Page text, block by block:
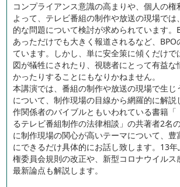
コンプライアンス意識の高まりや、個人の権
よって、テレビ番組の制作や放送の現場では
的な問題について検討が求められています。
あっただけでも大きく報道されるなど、BPO
ています。しかし、単に安全策に傾くだけで
図が犠牲にされたり、視聴者にとって有益な
かったりすることにもなりかねません。
本講演では、番組の制作や放送の現場で生じ
について、制作現場の目線から網羅的に解説
作関係者のバイブルともいわれている書籍
るテレビ番組制作の法律相談」の共著者2名
に制作現場の関心が高いテーマについて、豊
にできるだけ具体的にお話し致します。13年
権委員会規則の改正や、新型コロナウイルス
最新論点も解説します。